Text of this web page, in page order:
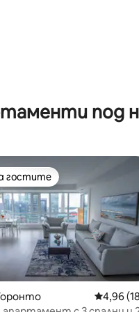
под
гостите
гостите
Средна
4,96